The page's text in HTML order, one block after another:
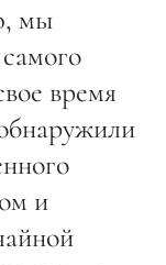
мы
время
и